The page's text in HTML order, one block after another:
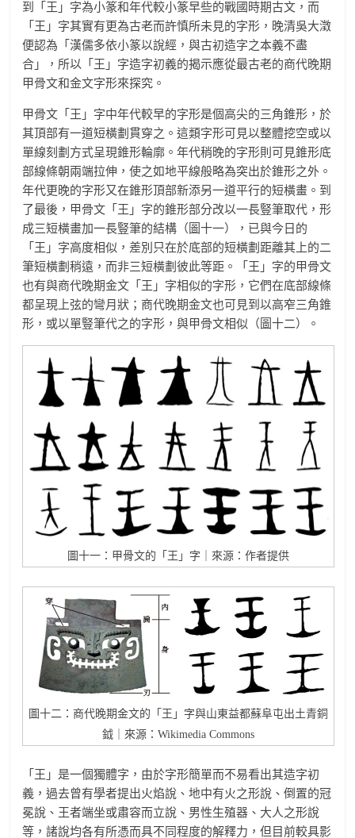
到「王」字為小篆和年代較小篆早些的戰國時期古文，而
「王」字其實有更為古老而許慎所未見的字形，晚清吳大澂
便認為「漢儒多依小篆以說經，與古初造字之本義不盡
合」，所以「王」字造字初義的揭示應從最古老的商代晚期
甲骨文和金文字形來探究。
甲骨文「王」字中年代較早的字形是個高尖的三角錐形，於
其頂部有一道短橫劃貫穿之。這類字形可見以整體挖空或以
單線刻劃方式呈現錐形輪廓。年代稍晚的字形則可見錐形底
部線條朝兩端拉伸，使之如地平線般略為突出於錐形之外。
年代更晚的字形又在錐形頂部新添另一道平行的短橫畫。到
了最後，甲骨文「王」字的錐形部分改以一長豎筆取代，形
成三短橫畫加一長豎筆的結構（圖十一），已與今日的
「王」字高度相似，差別只在於底部的短橫劃距離其上的二
筆短橫劃稍遠，而非三短橫劃彼此等距。「王」字的甲骨文
也有與商代晚期金文「王」字相似的字形，它們在底部線條
都呈現上弦的彎月狀；商代晚期金文也可見到以高窄三角錐
形，或以單豎筆代之的字形，與甲骨文相似（圖十二）。
圖十一：甲骨文的「王」字｜來源：作者提供
圖十二：商代晚期金文的「王」字與山東益都蘇阜屯出土青銅
鉞｜來源：Wikimedia Commons
「王」是一個獨體字，由於字形簡單而不易看出其造字初
義，過去曾有學者提出火焰說、地中有火之形說、倒置的冠
冕說、王者端坐或肅容而立說、男性生殖器、大人之形說
等，諸說均各有所憑而具不同程度的解釋力，但目前較具影